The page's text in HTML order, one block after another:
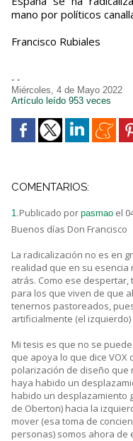
mano por políticos
Francisco Rubiales
- -
Miércoles, 4 de Mayo 2022
Artículo leído 953 veces
COMENTARIOS:
1. Publicado por pasmao el
Buenos días Don Francisco
La radicalización no es en
realidad que en su
atrás. Como ese
para los que viven de que
tenernos pastoreados,
artificialmente (el
Mi tesis es que no se
que apoya lo que dice VOX
polarización de diseño
haya habido un
habido un desplazamiento
de Oberton) hacia la
mover (esa toma de
personas) somos ahora de